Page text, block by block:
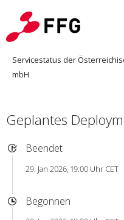
Servicestatus der
mbH
Geplantes
Beendet
29. Jan 2026, 19:00 Uhr CET
Begonnen